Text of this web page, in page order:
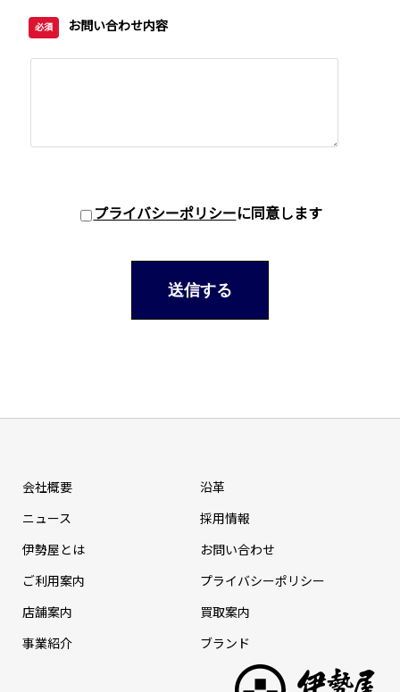
必須 お問い合わせ内容
プライバシーポリシーに同意します
会社概要
ニュース
伊勢屋とは
ご利用案内
店舗案内
事業紹介
沿革
採⽤情報
お問い合わせ
プライバシーポリシー
買取案内
ブランド